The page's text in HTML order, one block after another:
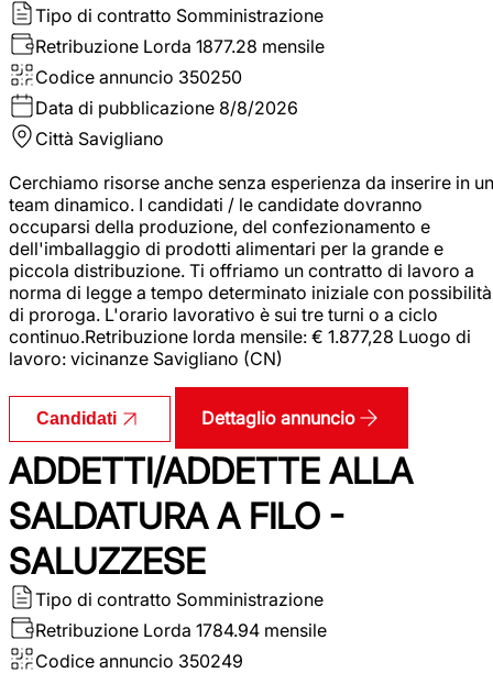
Tipo di contratto Somministrazione
Retribuzione Lorda 1877.28 mensile
Codice annuncio 350250
Data di pubblicazione 8/8/2026
Città Savigliano
Cerchiamo risorse anche senza esperienza da inserire in un
team dinamico. I candidati / le candidate dovranno
occuparsi della produzione, del confezionamento e
dell'imballaggio di prodotti alimentari per la grande e
piccola distribuzione. Ti offriamo un contratto di lavoro a
norma di legge a tempo determinato iniziale con possibilità
di proroga. L'orario lavorativo è sui tre turni o a ciclo
continuo.Retribuzione lorda mensile: € 1.877,28 Luogo di
lavoro: vicinanze Savigliano (CN)
Candidati Dettaglio annuncio
ADDETTI/ADDETTE ALLA
SALDATURA A FILO -
SALUZZESE
Tipo di contratto Somministrazione
Retribuzione Lorda 1784.94 mensile
Codice annuncio 350249